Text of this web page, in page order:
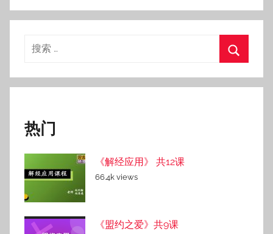
月
搜
索
热门
《解经应用》 共12课
66.4k views
《盟约之爱》共9课